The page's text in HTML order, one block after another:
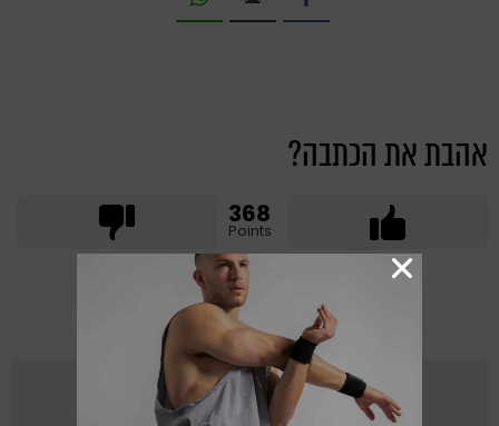
אהבת את הכתבה?
368
Points